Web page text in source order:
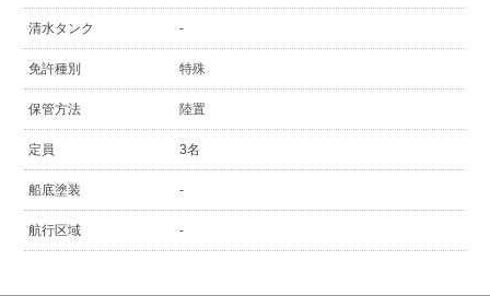
清水タンク -
免許種別 特殊
保管方法 陸置
定員 3名
船底塗装 -
航行区域 -